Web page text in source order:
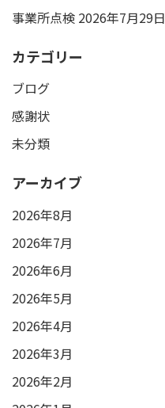
事業所点検 2026年7月29日
カテゴリー
ブログ
感謝状
未分類
アーカイブ
2026年8月
2026年7月
2026年6月
2026年5月
2026年4月
2026年3月
2026年2月